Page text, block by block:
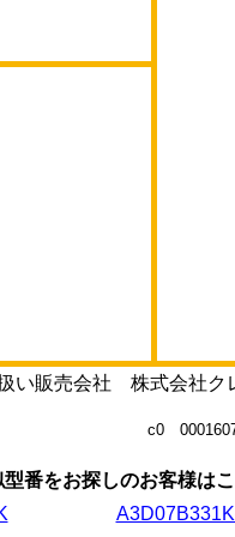
い販売会社 株式会社
c0
型番をお探しのお客様は